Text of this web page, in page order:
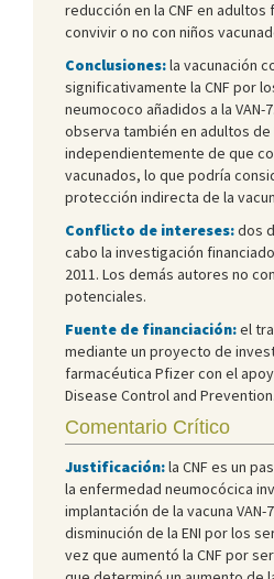
reducción en la CNF en
convivir o no con niños
Conclusiones:la vacunación
significativamente la CNF por
neumococo añadidos a la VAN-
observa también en adultos de
independientemente de que
vacunados, lo que podría
protección indirecta de la
Conflicto de intereses:dos
cabo la investigación
2011. Los demás autores no
potenciales.
Fuente de financiación:el
mediante un proyecto de
farmacéutica Pfizer con el
Disease Control and Prevention.
Comentario Crítico
Justificación:la CNF es un
la enfermedad neumocócica
implantación de la vacuna
disminución de la ENI por los
vez que aumentó la CNF por